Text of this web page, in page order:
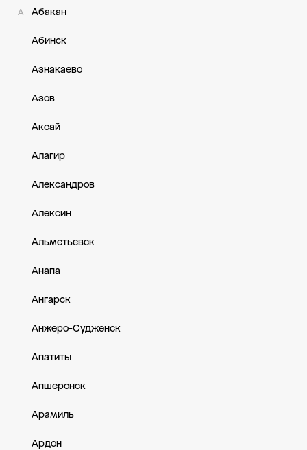
А Абакан
Абинск
Азнакаево
Азов
Аксай
Алагир
Александров
Алексин
Альметьевск
Анапа
Ангарск
Анжеро-Судженск
Апатиты
Апшеронск
Арамиль
Ардон